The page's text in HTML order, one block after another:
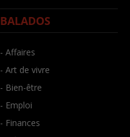
BALADOS
- Affaires
- Art de vivre
- Bien-être
- Emploi
- Finances